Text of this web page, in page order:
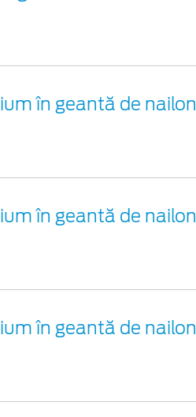
în geantă de nailon
în geantă de nailon
în geantă de nailon